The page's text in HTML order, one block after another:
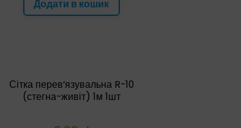
Додати в кошик
Сітка перев’язувальна R-10
(стегна-живіт) 1м 1шт